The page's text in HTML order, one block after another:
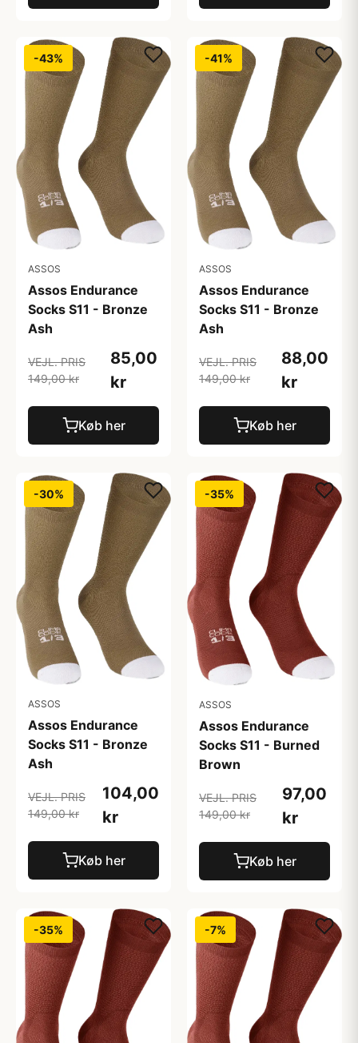
-43%
ASSOS
Assos Endurance
Socks S11 - Bronze
Ash
VEJL. PRIS
149,00 kr
85,00
kr
Køb her
-41%
ASSOS
Assos Endurance
Socks S11 - Bronze
Ash
VEJL. PRIS
149,00 kr
88,00
kr
Køb her
-30%
ASSOS
Assos Endurance
Socks S11 - Bronze
Ash
VEJL. PRIS
149,00 kr
104,00
kr
Køb her
-35%
ASSOS
Assos Endurance
Socks S11 - Burned
Brown
VEJL. PRIS
149,00 kr
97,00
kr
Køb her
-35% -7%